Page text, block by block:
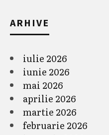
ARHIVE
iulie 2026
iunie 2026
mai 2026
aprilie 2026
martie 2026
februarie 2026